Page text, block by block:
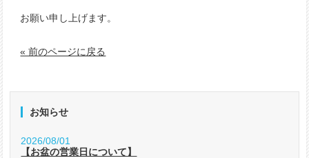
お願い申し上げます。
« 前のページに戻る
お知らせ
2026/08/01
【お盆の営業日について】